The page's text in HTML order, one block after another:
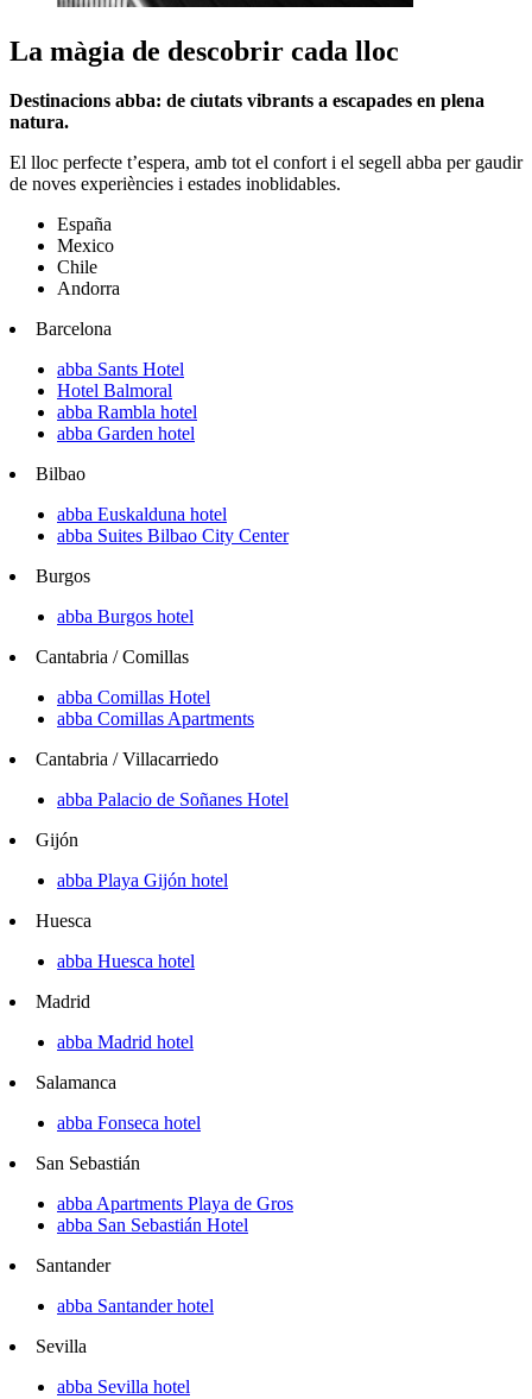
La màgia de descobrir cada lloc
Destinacions abba: de ciutats vibrants a escapades en plena
natura.
El lloc perfecte t’espera, amb tot el confort i el segell abba per gaudir
de noves experiències i estades inoblidables.
España
Mexico
Chile
Andorra
Barcelona
abba Sants Hotel
Hotel Balmoral
abba Rambla hotel
abba Garden hotel
Bilbao
abba Euskalduna hotel
abba Suites Bilbao City Center
Burgos
abba Burgos hotel
Cantabria / Comillas
abba Comillas Hotel
abba Comillas Apartments
Cantabria / Villacarriedo
abba Palacio de Soñanes Hotel
Gijón
abba Playa Gijón hotel
Huesca
abba Huesca hotel
Madrid
abba Madrid hotel
Salamanca
abba Fonseca hotel
San Sebastián
abba Apartments Playa de Gros
abba San Sebastián Hotel
Santander
abba Santander hotel
Sevilla
abba Sevilla hotel